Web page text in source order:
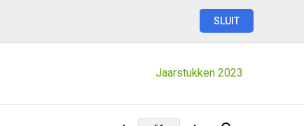
SLUIT
Jaarstukken 2023